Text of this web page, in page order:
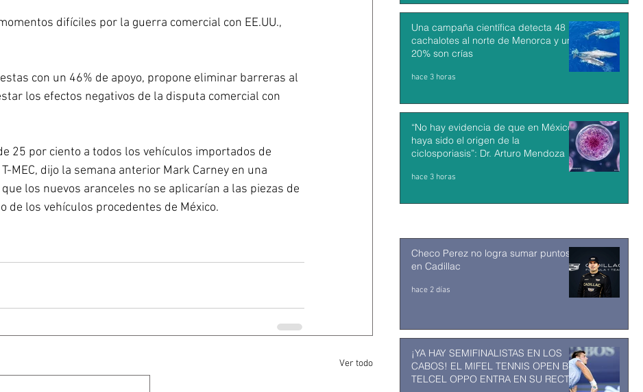
difíciles por la guerra comercial con EE.UU.,
con un 46% de apoyo, propone eliminar barreras al
los efectos negativos de la disputa comercial con
25 por ciento a todos los vehículos importados de
MEC, dijo la semana anterior Mark Carney en una
los nuevos aranceles no se aplicarían a las piezas de
de los vehículos procedentes de México.
Ver todo
Una campaña científica detecta 48
cachalotes al norte de Menorca y un
20% son crías
hace 3 horas
“No hay evidencia de que en México
haya sido el origen de la
ciclosporiasis”: Dr. Arturo Mendoza
hace 3 horas
Checo Perez no logra sumar puntos
en Cadillac
hace 2 días
¡YA HAY SEMIFINALISTAS EN LOS
CABOS! EL MIFEL TENNIS OPEN BY
TELCEL OPPO ENTRA EN SU RECTA